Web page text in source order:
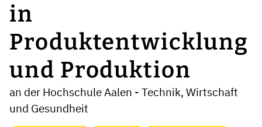
in
Produktentwicklung
und Produktion
an der Hochschule Aalen - Technik, Wirtschaft
und Gesundheit